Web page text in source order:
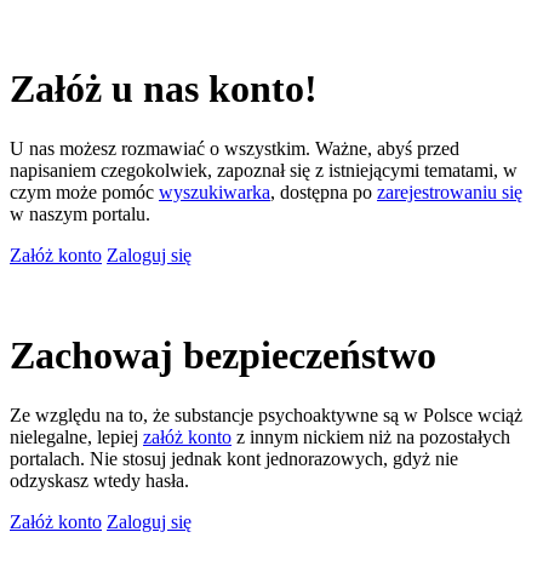
Załóż u nas konto!
U nas możesz rozmawiać o wszystkim. Ważne, abyś przed
napisaniem czegokolwiek, zapoznał się z istniejącymi tematami, w
czym może pomóc wyszukiwarka, dostępna po zarejestrowaniu się
w naszym portalu.
Załóż konto Zaloguj się
Zachowaj bezpieczeństwo
Ze względu na to, że substancje psychoaktywne są w Polsce wciąż
nielegalne, lepiej załóż konto z innym nickiem niż na pozostałych
portalach. Nie stosuj jednak kont jednorazowych, gdyż nie
odzyskasz wtedy hasła.
Załóż konto Zaloguj się